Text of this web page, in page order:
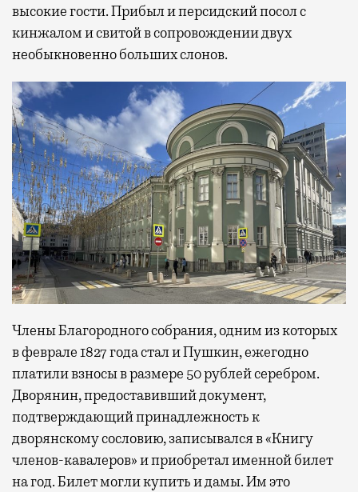
высокие гости. Прибыл и персидский посол с
кинжалом и свитой в сопровождении двух
необыкновенно больших слонов.
Члены Благородного собрания, одним из которых
в феврале 1827 года стал и Пушкин, ежегодно
платили взносы в размере 50 рублей серебром.
Дворянин, предоставивший документ,
подтверждающий принадлежность к
дворянскому сословию, записывался в «Книгу
членов-кавалеров» и приобретал именной билет
на год. Билет могли купить и дамы. Им это